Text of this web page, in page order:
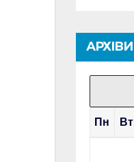
АРХІВИ
Пн Вт